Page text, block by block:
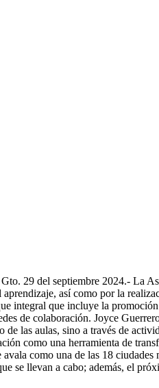
29 del septiembre 2024.- La
así como por la
integral que incluye la
de colaboración. Joyce
las aulas, sino a través de
como una herramienta de
como una de las 18
se llevan a cabo; además, el